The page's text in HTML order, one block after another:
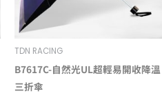
TDN RACING
B7617C-自然光UL超輕易開收降溫
三折傘